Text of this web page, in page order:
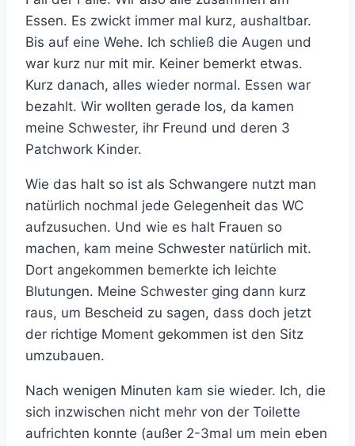
Essen. Es zwickt immer mal kurz, aushaltbar.
Bis auf eine Wehe. Ich schließ die Augen und
war kurz nur mit mir. Keiner bemerkt etwas.
Kurz danach, alles wieder normal. Essen war
bezahlt. Wir wollten gerade los, da kamen
meine Schwester, ihr Freund und deren 3
Patchwork Kinder.
Wie das halt so ist als Schwangere nutzt man
natürlich nochmal jede Gelegenheit das WC
aufzusuchen. Und wie es halt Frauen so
machen, kam meine Schwester natürlich mit.
Dort angekommen bemerkte ich leichte
Blutungen. Meine Schwester ging dann kurz
raus, um Bescheid zu sagen, dass doch jetzt
der richtige Moment gekommen ist den Sitz
umzubauen.
Nach wenigen Minuten kam sie wieder. Ich, die
sich inzwischen nicht mehr von der Toilette
aufrichten konnte (außer 2-3mal um mein eben